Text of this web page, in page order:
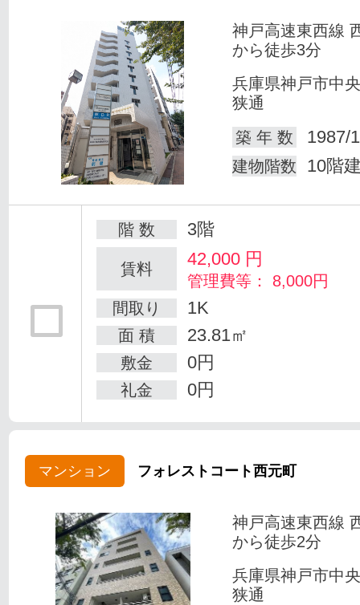
神戸高速東西線
から徒歩3分
兵庫県神戸市中
狭通
築 年 数
1987/
建物階数 10階
階 数 3階
賃料 42,000 円
管理費等： 8,000円
間取り
1K
面 積 23.81㎡
敷金 0円
礼金 0円
マンション フォレストコート西元町
神戸高速東西線
から徒歩2分
兵庫県神戸市中
狭通